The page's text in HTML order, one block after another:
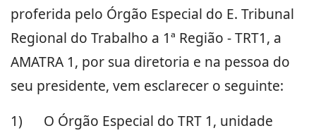
proferida pelo Órgão Especial do E. Tribunal
Regional do Trabalho a 1ª Região - TRT1, a
AMATRA 1, por sua diretoria e na pessoa do
seu presidente, vem esclarecer o seguinte:
1) O Órgão Especial do TRT 1, unidade